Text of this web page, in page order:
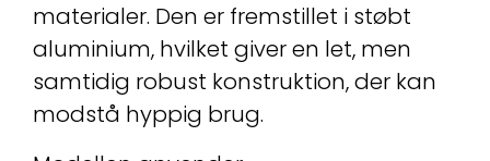
materialer. Den er fremstillet i støbt
aluminium, hvilket giver en let, men
samtidig robust konstruktion, der kan
modstå hyppig brug.